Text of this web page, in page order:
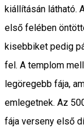
kiállításán látható.
első felében
kisebbiket pedig
fel. A templom
legöregebb fája,
emlegetnek. Az
fája verseny első